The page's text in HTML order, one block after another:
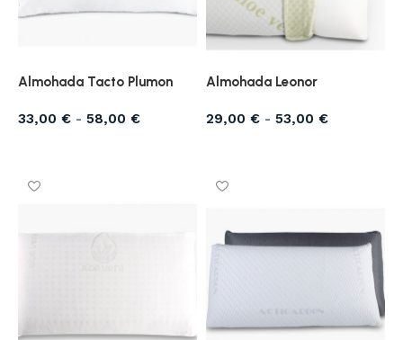
Almohada Tacto Plumon
33,00 € - 58,00 €
Almohada Leonor
29,00 € - 53,00 €